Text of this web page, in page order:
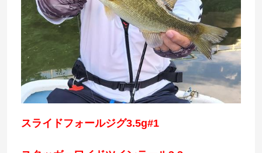
スライドフォールジグ3.5g#1